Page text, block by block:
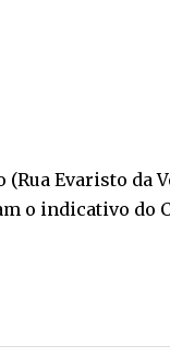
Evaristo da
o indicativo do